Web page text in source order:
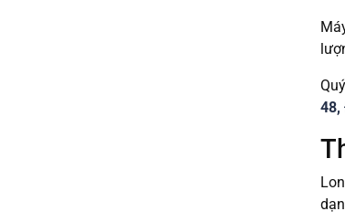
48,